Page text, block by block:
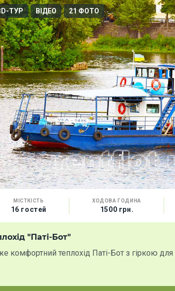
ТУР ВІДЕО 21 ФОТО
МІСТКІСТЬ
16 гостей
ХОДОВА ГОДИНА
1500 грн.
"Паті-Бот"
комфортний теплохід Паті-Бот з гіркою для